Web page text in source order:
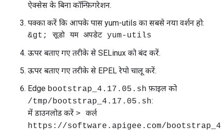
ऐक्सेस के बिना कॉन्फ़िगरेशन.
पक्का करें कि आपके पास yum-utils का सबसे नया वर्शन हो:
&gt; सूडो यम अपडेट yum-utils
ऊपर बताए गए तरीके से SELinux को बंद करें.
ऊपर बताए गए तरीके से EPEL रेपो चालू करें.
Edge bootstrap_4.17.05.sh फ़ाइल को
/tmp/bootstrap_4.17.05.sh:
में डाउनलोड करें > कर्ल
https://software.apigee.com/